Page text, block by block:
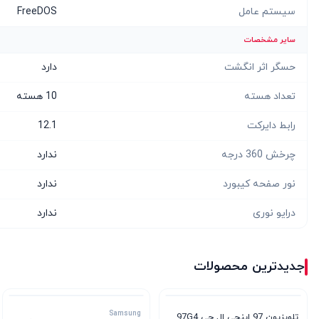
سیستم عامل FreeDOS
سایر مشخصات
حسگر اثر انگشت دارد
تعداد هسته 10 هسته
رابط دایرکت 12.1
چرخش 360 درجه ندارد
نور صفحه کیبورد ندارد
درایو نوری ندارد
جدیدترین محصولات
Samsung